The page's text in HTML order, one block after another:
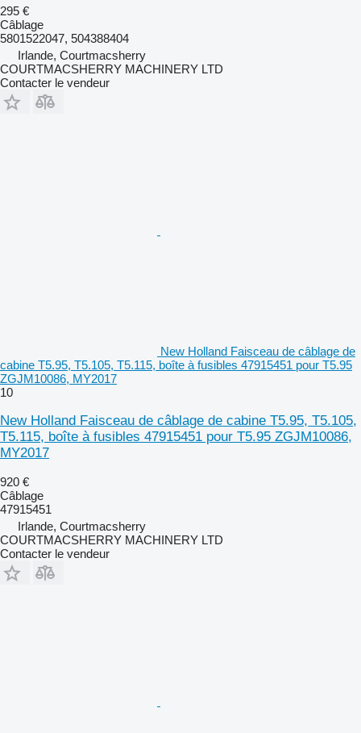
295 €
Câblage
5801522047, 504388404
Irlande, Courtmacsherry
COURTMACSHERRY MACHINERY LTD
Contacter le vendeur
New Holland Faisceau de câblage de
cabine T5.95, T5.105, T5.115, boîte à fusibles 47915451 pour T5.95
ZGJM10086, MY2017
10
New Holland Faisceau de câblage de cabine T5.95, T5.105,
T5.115, boîte à fusibles 47915451 pour T5.95 ZGJM10086,
MY2017
920 €
Câblage
47915451
Irlande, Courtmacsherry
COURTMACSHERRY MACHINERY LTD
Contacter le vendeur